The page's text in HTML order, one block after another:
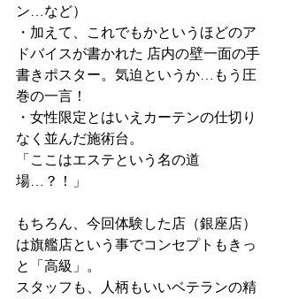
ン…など）
・加えて、これでもかというほどのア
ドバイスが書かれた 店内の壁一面の手
書きポスター。気迫というか…もう圧
巻の一言！
・女性限定とはいえカーテンの仕切り
なく並んだ施術台。
「ここはエステという名の道
場…？！」
もちろん、今回体験した店（銀座店）
は旗艦店という事でコンセプトもきっ
と「高級」。
スタッフも、人柄もいいベテランの精